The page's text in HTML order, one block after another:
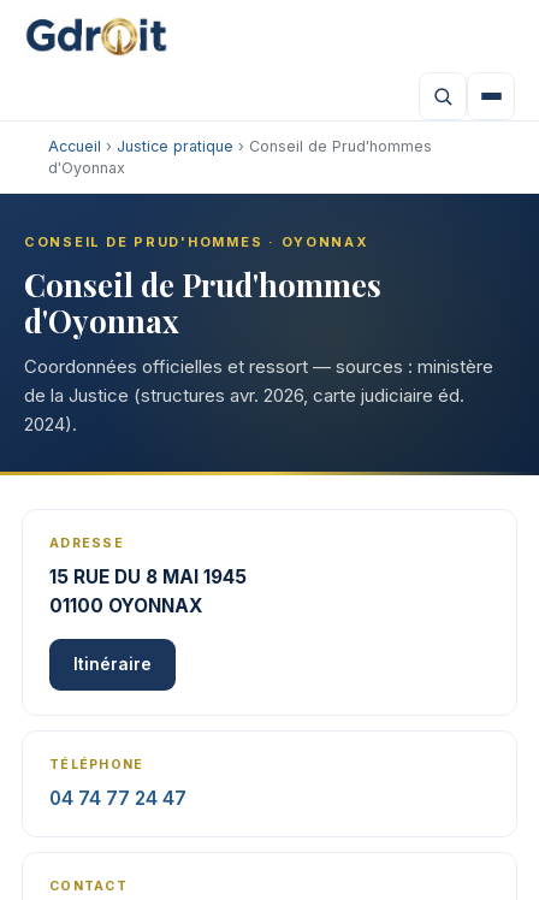
Accueil › Justice pratique › Conseil de Prud'hommes
d'Oyonnax
CONSEIL DE PRUD'HOMMES · OYONNAX
Conseil de Prud'hommes
d'Oyonnax
Coordonnées officielles et ressort — sources : ministère
de la Justice (structures avr. 2026, carte judiciaire éd.
2024).
ADRESSE
15 RUE DU 8 MAI 1945
01100 OYONNAX
Itinéraire
TÉLÉPHONE
04 74 77 24 47
CONTACT